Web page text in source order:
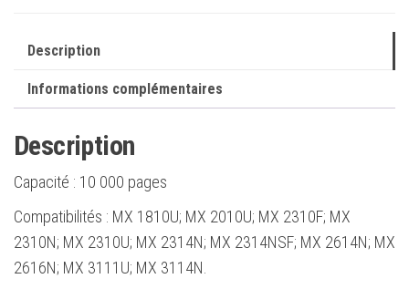
Description
Informations complémentaires
Description
Capacité : 10 000 pages
Compatibilités : MX 1810U; MX 2010U; MX 2310F; MX
2310N; MX 2310U; MX 2314N; MX 2314NSF; MX 2614N; MX
2616N; MX 3111U; MX 3114N.